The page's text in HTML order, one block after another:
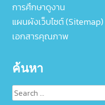
การศึกษาดูงาน
แผนผังเว็บไซต์ (Sitemap)
เอกสารคุณภาพ
ค้นหา
Search